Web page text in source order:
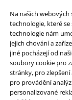
Na našich
technologie, které se
technologie nám
jejich chování a
jiné pocházejí od
soubory cookie pro
stránky, pro
pro provádění
personalizované
Samozřejmě, máme
pokud jste spíše
pláštěm? Bundu v
Woman?
Vyberte si podle
merch z nejnovějších
Máme pro vás i DVD,
Toto je nejlepší